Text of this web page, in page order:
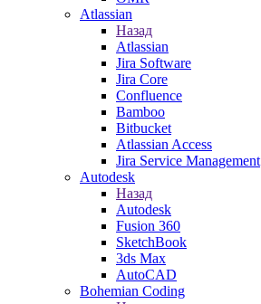
Atlassian
Назад
Atlassian
Jira Software
Jira Core
Confluence
Bamboo
Bitbucket
Atlassian Access
Jira Service Management
Autodesk
Назад
Autodesk
Fusion 360
SketchBook
3ds Max
AutoCAD
Bohemian Coding